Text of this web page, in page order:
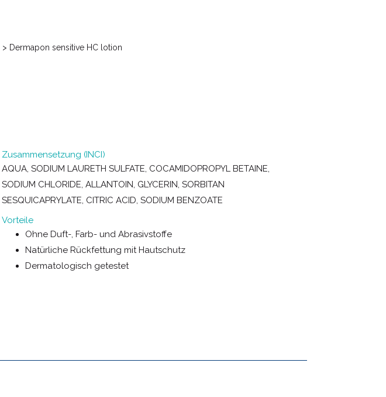
> Dermapon sensitive HC lotion
Zusammensetzung (INCI)
AQUA, SODIUM LAURETH SULFATE, COCAMIDOPROPYL BETAINE,
SODIUM CHLORIDE, ALLANTOIN, GLYCERIN, SORBITAN
SESQUICAPRYLATE, CITRIC ACID, SODIUM BENZOATE
Vorteile
Ohne Duft-, Farb- und Abrasivstoffe
Natürliche Rückfettung mit Hautschutz
Dermatologisch getestet